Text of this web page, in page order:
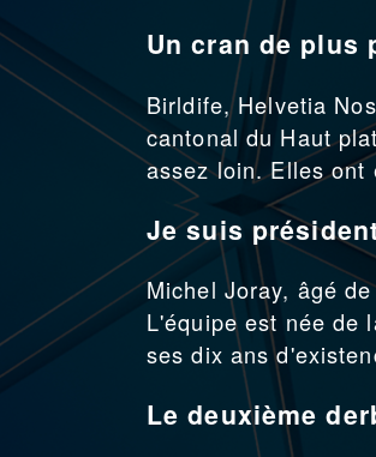
Un cran de plus
Birldife, Helvetia
cantonal du Haut
assez loin. Elles ont
Je suis
Michel Joray, âgé
L'équipe est née de
ses dix ans
Le deuxième